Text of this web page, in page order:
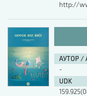
http://
АУТОР /
-
UDK